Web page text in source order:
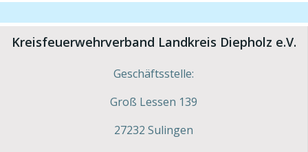
Kreisfeuerwehrverband Landkreis Diepholz e.V.
Geschäftsstelle:
Groß Lessen 139
27232 Sulingen